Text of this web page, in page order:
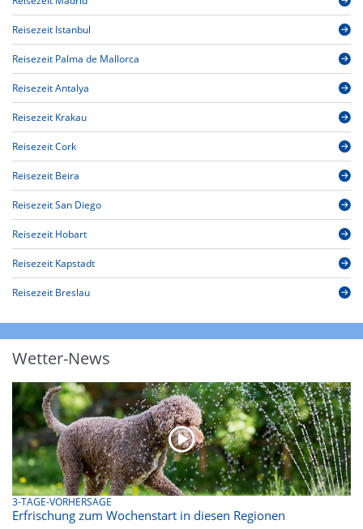
Reisezeit Istanbul
Reisezeit Palma de Mallorca
Reisezeit Antalya
Reisezeit Krakau
Reisezeit Cork
Reisezeit Beira
Reisezeit San Diego
Reisezeit Hobart
Reisezeit Kapstadt
Reisezeit Breslau
Wetter-News
3-TAGE-VORHERSAGE
Erfrischung zum Wochenstart in diesen Regionen